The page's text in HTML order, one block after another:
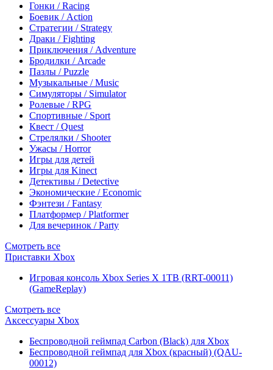
Гонки / Racing
Боевик / Action
Стратегии / Strategy
Драки / Fighting
Приключения / Adventure
Бродилки / Arcade
Пазлы / Puzzle
Музыкальные / Music
Симуляторы / Simulator
Ролевые / RPG
Спортивные / Sport
Квест / Quest
Стрелялки / Shooter
Ужасы / Horror
Игры для детей
Игры для Kinect
Детективы / Detective
Экономические / Economic
Фэнтези / Fantasy
Платформер / Platformer
Для вечеринок / Party
Смотреть все
Приставки Xbox
Игровая консоль Xbox Series X 1TB (RRT-00011)
(GameReplay)
Смотреть все
Аксессуары Xbox
Беспроводной геймпад Carbon (Black) для Xbox
Беспроводной геймпад для Xbox (красный) (QAU-
00012)